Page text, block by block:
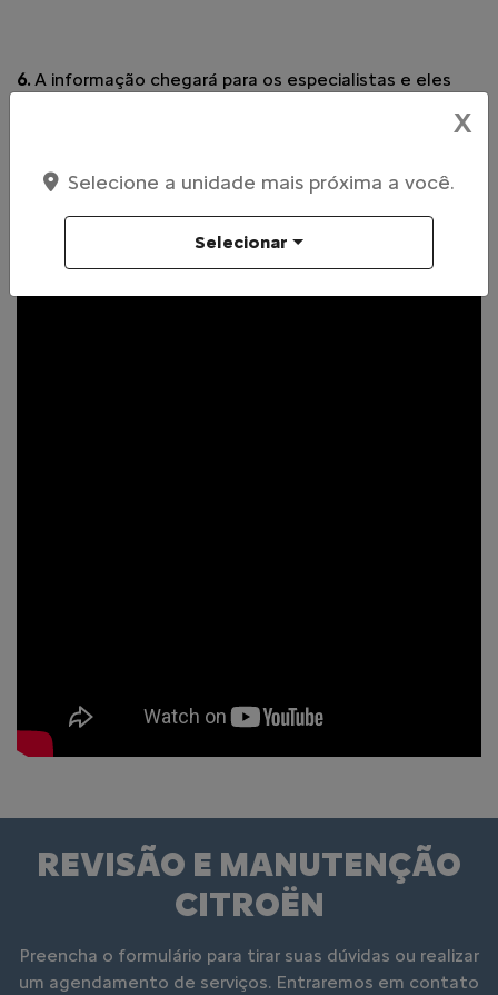
6. A informação chegará para os especialistas e eles
REVISÃO E MANUTENÇÃO
CITROËN
Preencha o formulário para tirar suas dúvidas ou realizar
um agendamento de serviços. Entraremos em contato
X
Selecione a unidade mais próxima a você.
Selecionar